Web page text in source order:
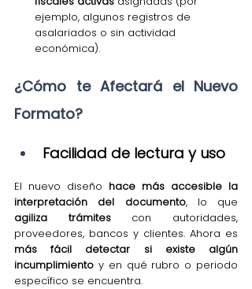
ejemplo, algunos registros de
asalariados o sin actividad
económica).
¿Cómo te Afectará el Nuevo
Formato?
Facilidad de lectura y uso
El nuevo diseño hace más accesible la
interpretación del documento
agiliza trámites con autoridades,
más fácil detectar si existe algún
incumplimiento y en qué rubro o periodo
específico se encuentra.